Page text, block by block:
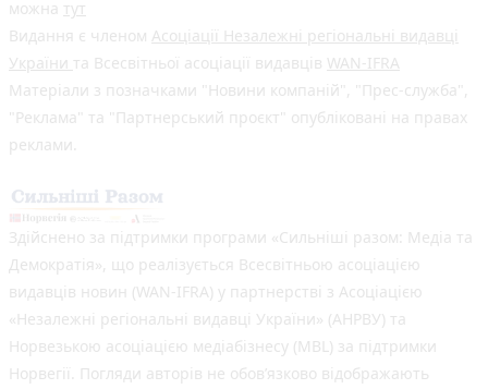
можна тут
Видання є членом Асоціації Незалежні регіональні видавці
України та Всесвітньої асоціації видавців WAN-IFRA
Матеріали з позначками "Новини компаній", "Прес-служба",
"Реклама" та "Партнерський проєкт" опубліковані на правах
реклами.
Здійснено за підтримки програми «Сильніші разом: Медіа та
Демократія», що реалізується Всесвітньою асоціацією
видавців новин (WAN-IFRA) у партнерстві з Асоціацією
«Незалежні регіональні видавці України» (АНРВУ) та
Норвезькою асоціацією медіабізнесу (MBL) за підтримки
Норвегії. Погляди авторів не обов’язково відображають